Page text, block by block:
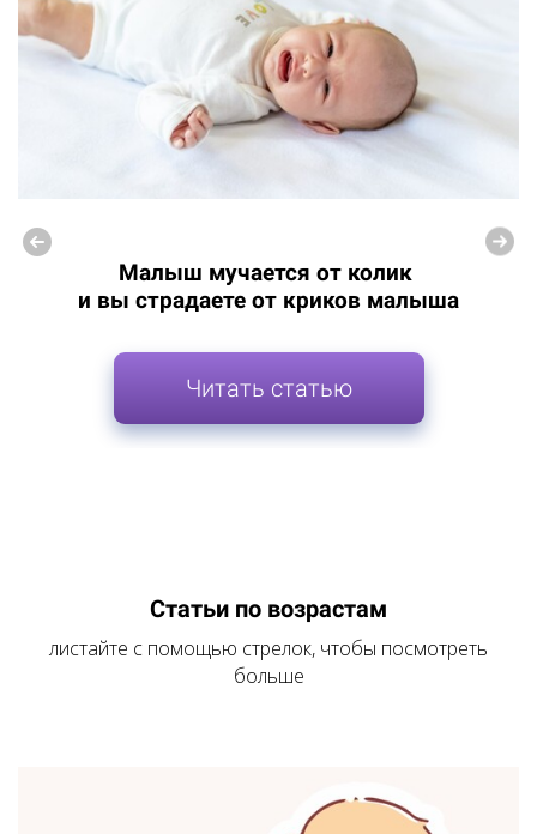
Малыш мучается от колик
и вы страдаете от криков малыша
Читать статью
Статьи по возрастам
листайте с помощью стрелок, чтобы посмотреть
больше